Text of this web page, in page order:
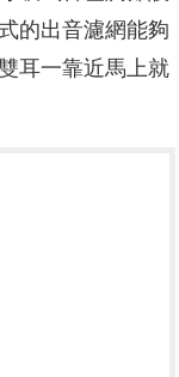
的出音濾網能夠
耳一靠近馬上就